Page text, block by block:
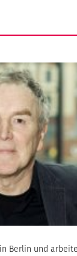
Berlin und